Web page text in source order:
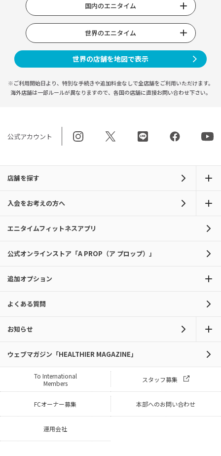
国内のエニタイム
世界のエニタイム
世界の店舗を地図で表示
※ご利用開始日より、特別な手続きや追加料金なしで全店舗をご利用いただけます。
海外店舗は一部ルールが異なりますので、 各国の店舗に直接お問い合わせ下さい。
公式アカウント
店舗を探す
入会をお考えの方へ
エニタイムフィットネスアプリ
公式オンラインストア「A PROP（ア プロップ）」
追加オプション
よくある質問
お知らせ
ウェブマガジン「HEALTHIER MAGAZINE」
To International
Members
スタッフ募集
FCオーナー募集 本部へのお問い合わせ
運用会社